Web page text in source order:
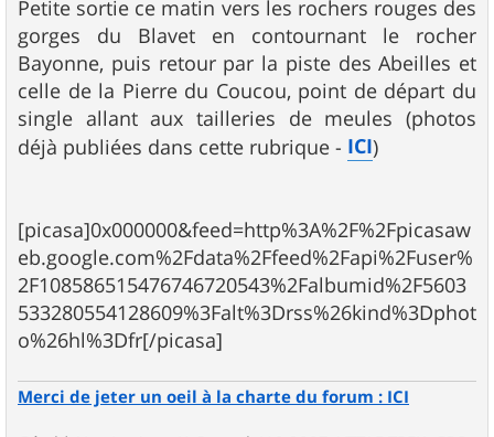
s
s
a
g
e
Petite sortie ce matin vers les rochers rouges des
gorges du Blavet en contournant le rocher
Bayonne, puis retour par la piste des Abeilles et
celle de la Pierre du Coucou, point de départ du
single allant aux tailleries de meules (photos
déjà publiées dans cette rubrique - ICI)
[picasa]0x000000&feed=http%3A%2F%2Fpicasaw
eb.google.com%2Fdata%2Ffeed%2Fapi%2Fuser%
2F108586515476746720543%2Falbumid%2F5603
533280554128609%3Falt%3Drss%26kind%3Dphot
o%26hl%3Dfr[/picasa]
Merci de jeter un oeil à la charte du forum : ICI